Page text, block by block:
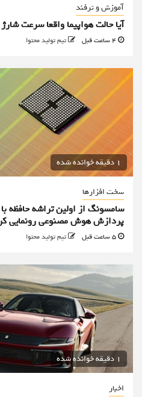
آموزش و ترفند
آیا حالت هواپیما واقعا سرعت
تیم تولید محتوا
1 دقیقه خوانده شده
سخت افزارها
پردازش هوش مصنوعی رونمایی
تیم تولید محتوا
1 دقیقه خوانده شده
اخبار